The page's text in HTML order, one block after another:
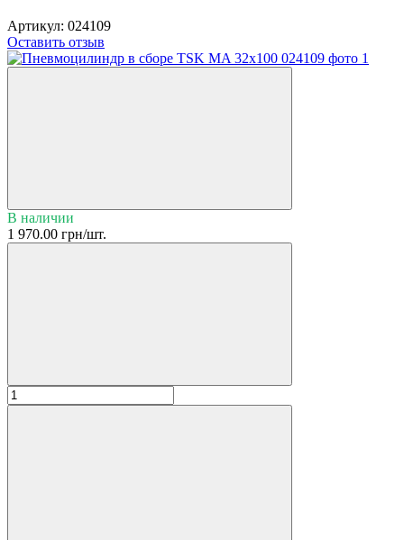
Артикул: 024109
Оставить отзыв
В наличии
1 970.00 грн/шт.